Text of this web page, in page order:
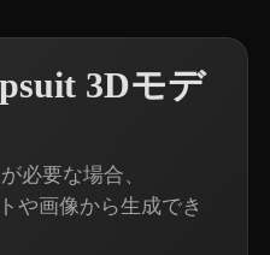
3Dモデ
必要な場合、
や画像から生成でき